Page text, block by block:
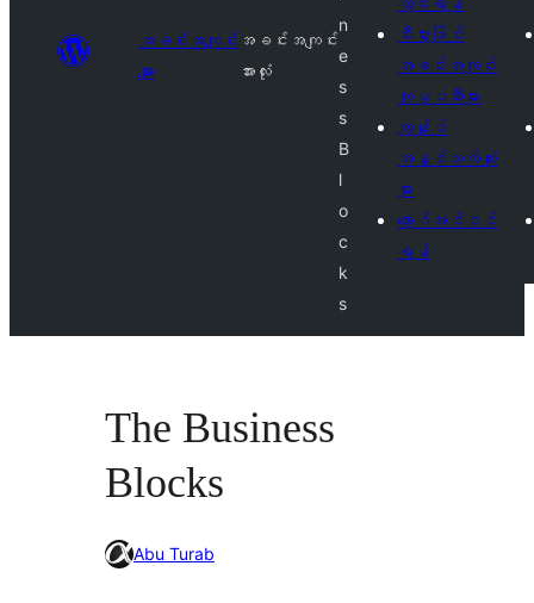
အခင်းအကျင်း
များ
အခင်းအကျင်း
အားလုံး
n
e
s
s
B
l
o
c
k
s
စီးပွားဖြစ်
အခင်းအကျင်း
ကုမ္ပဏီများ
ကျွန်ုပ်
အနှစ်သက်ဆုံး
များ
လော့ဂ်အင်ဝင်
ရန်
The Business
Blocks
Abu Turab